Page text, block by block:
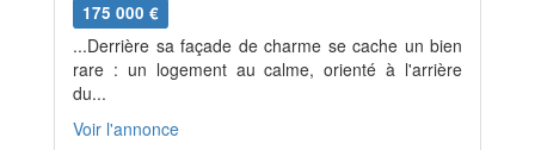
175 000 €
...Derrière sa façade de charme se cache un bien
rare : un logement au calme, orienté à l'arrière
du...
Voir l'annonce